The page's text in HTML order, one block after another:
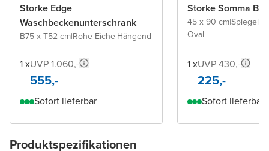
Storke Edge
Waschbeckenunterschrank
B75 x T52 cm|Rohe Eiche|Hängend
1 xUVP 1.060,-
555,-
Sofort lieferbar
Storke Somma
45 x 90 cm|Spiegel
Oval
1 xUVP 430,-
225,-
Sofort lieferbar
Produktspezifikationen